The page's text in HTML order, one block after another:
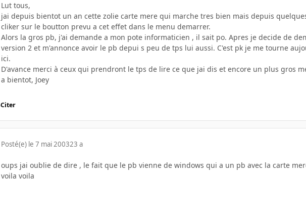
Lut tous,
jai depuis bientot un an cette zolie carte mere qui marche tres bien mais depuis
cliker sur le boutton prevu a cet effet dans le menu demarrer.
Alors la gros pb, j'ai demande a mon pote informaticien , il sait po. Apres je decide de
version 2 et m'annonce avoir le pb depui s peu de tps lui aussi. C'est pk je me tourne
ici.
D'avance merci à ceux qui prendront le tps de lire ce que jai dis et encore un plus gros
a bientot, Joey
Citer
Posté(e) le 7 mai 200323 a
oups jai oublie de dire , le fait que le pb vienne de windows qui a un pb avec la carte
voila voila